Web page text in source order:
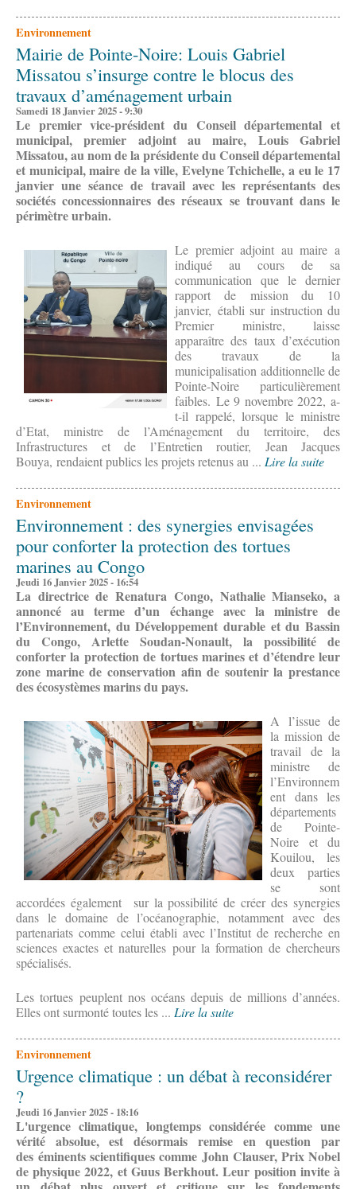
Environnement
Mairie de Pointe-Noire: Louis Gabriel
Missatou s’insurge contre le blocus des
travaux d’aménagement urbain
Samedi 18 Janvier 2025 - 9:30
Le premier vice-président du Conseil départemental et
municipal, premier adjoint au maire, Louis Gabriel
Missatou, au nom de la présidente du Conseil départemental
et municipal, maire de la ville, Evelyne Tchichelle, a eu le 17
janvier une séance de travail avec les représentants des
sociétés concessionnaires des réseaux se trouvant dans le
périmètre urbain.
Le premier adjoint au maire a
indiqué au cours de sa
communication que le dernier
rapport de mission du 10
janvier, établi sur instruction du
Premier ministre, laisse
apparaître des taux d’exécution
des travaux de la
municipalisation additionnelle de
Pointe-Noire particulièrement
faibles. Le 9 novembre 2022, a-
t-il rappelé, lorsque le ministre
d’Etat, ministre de l’Aménagement du territoire, des
Infrastructures et de l’Entretien routier, Jean Jacques
Bouya, rendaient publics les projets retenus au ... Lire la suite
Environnement
Environnement : des synergies envisagées
pour conforter la protection des tortues
marines au Congo
Jeudi 16 Janvier 2025 - 16:54
La directrice de Renatura Congo, Nathalie Mianseko, a
annoncé au terme d’un échange avec la ministre de
l’Environnement, du Développement durable et du Bassin
du Congo, Arlette Soudan-Nonault, la possibilité de
conforter la protection de tortues marines et d’étendre leur
zone marine de conservation afin de soutenir la prestance
des écosystèmes marins du pays.
A l’issue de
la mission de
travail de la
ministre de
l’Environnem
ent dans les
départements
de Pointe-
Noire et du
Kouilou, les
deux parties
se sont
accordées également sur la possibilité de créer des synergies
dans le domaine de l’océanographie, notamment avec des
partenariats comme celui établi avec l’Institut de recherche en
sciences exactes et naturelles pour la formation de chercheurs
spécialisés.
Les tortues peuplent nos océans depuis de millions d’années.
Elles ont surmonté toutes les ... Lire la suite
Environnement
Urgence climatique : un débat à reconsidérer
?
Jeudi 16 Janvier 2025 - 18:16
L'urgence climatique, longtemps considérée comme une
vérité absolue, est désormais remise en question par
des éminents scientifiques comme John Clauser, Prix Nobel
de physique 2022, et Guus Berkhout. Leur position invite à